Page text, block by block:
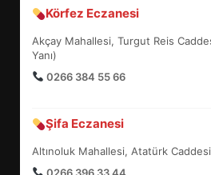
Körfez Eczanesi
Akçay Mahallesi, Turgut Reis
Yanı)
0266 384 55 66
Şifa Eczanesi
Altınoluk Mahallesi, Atatürk
0266 396 33 44
5
BALIKESİR
6
TURNUVASI
DEĞİŞTİRİYOR?